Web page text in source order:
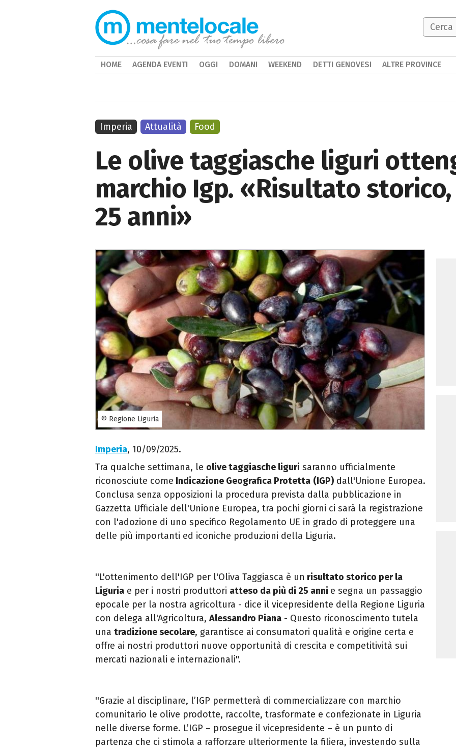
Le olive taggiasche liguri
marchio Igp. «Risultato
25 anni»
© Regione Liguria
Imperia, 10/09/2025.
Tra qualche settimana, le olivetaggiasche liguri saranno ufficialmente
riconosciute come Indicazione Geografica Protetta (IGP) dall'Unione Europea.
Conclusa senza opposizioni la procedura prevista dalla pubblicazione in
Gazzetta Ufficiale dell'Unione Europea, tra pochi giorni ci sarà la registrazione
con l'adozione di uno specifico Regolamento UE in grado di proteggere una
delle più importanti ed iconiche produzioni della Liguria.
''L'ottenimento dell'IGP per l'Oliva Taggiasca è un risultato storico per la
Liguria e per i nostri produttori atteso da più di 25 anni e segna un passaggio
epocale per la nostra agricoltura - dice il vicepresidente della Regione Liguria
con delega all'Agricoltura, Alessandro Piana - Questo riconoscimento tutela
una tradizione secolare, garantisce ai consumatori qualità e origine certa e
offre ai nostri produttori nuove opportunità di crescita e competitività sui
mercati nazionali e internazionali".
''Grazie al disciplinare, l’IGP permetterà di commercializzare con marchio
comunitario le olive prodotte, raccolte, trasformate e confezionate in Liguria
nelle diverse forme. L’IGP – prosegue il vicepresidente – è un punto di
partenza che ci stimola a rafforzare ulteriormente la filiera, investendo sulla
Imperia Attualità Food
HOME AGENDA EVENTI OGGI DOMANI WEEKEND DETTI GENOVESI ALTRE PROVINCE